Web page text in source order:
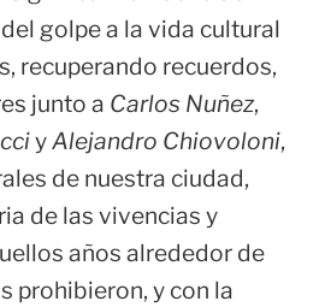
golpe a la vida cultural
recuperando recuerdos,
junto a Carlos Nuñez,
yAlejandro Chiovoloni,
de nuestra ciudad,
de las vivencias y
años alrededor de
prohibieron, y con la